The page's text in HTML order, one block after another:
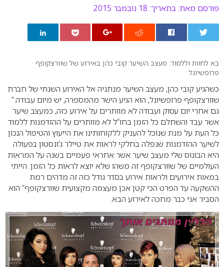
פורסם מאת: בתאריך: 18 נובמבר 2015
בא לחוות וללמוד: מעצב השיער קובי כהן באירוע של שוורצקופף
פרופשיונל
כשהגיע קובי כהן, מעצב השיער מנתניה אל האירוע השנתי של חברת
שוורצקופף פרופשיונל, הוא הגיע הישר מהמספרה, יש מיום עבודה.”
גם אחרי יום עסוק ועבודה לא מוותרים על אירוע כזה, כמעצב שיער
אשר עבד והשתלם כל הזמן בחו”ל לא מוותרים על ההזדמנות ללמוד
כל העת על מנת שנוכל להעניק ללקוחותינו את הייעוץ והטיפול הנכון
לשיער ההזדמנות שנפלה בחלקי לראות את טיילר ג’ונסטון בפעולה
היא הבונוס שלי מעצב שיער אשר אחראי פעמיים בשנה על המראות
העולמיים של שוורצקופף זה משהו שלא יוצא לראות כל הזמן. הייתי
במאות אירועים ולראות אירוע בסדר גודל כזה זה מדהים רמת
ההשקעה עד הפרט הכי קטן אכן מעצמה מקצועית שוורצקופף” הוא
הסביר אני כבר מחכה לאירוע הבא.